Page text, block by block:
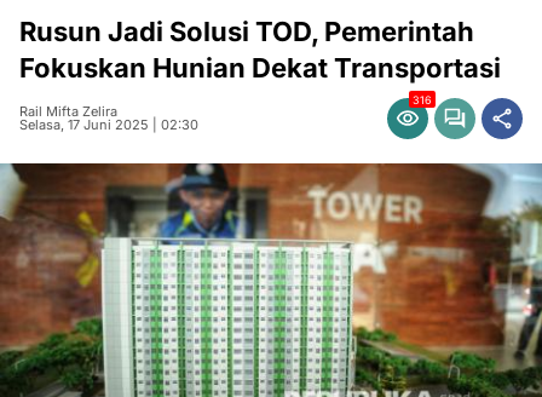
Rusun Jadi Solusi TOD, Pemerintah
Fokuskan Hunian Dekat Transportasi
Rail Mifta Zelira
Selasa, 17 Juni 2025 | 02:30
316